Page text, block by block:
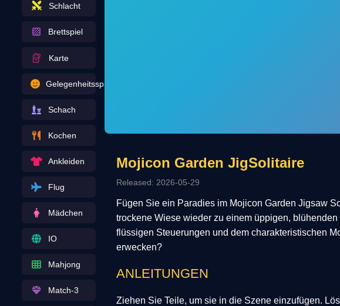
Schlacht
Brettspiel
Karte
Gelegenheitsspiel
Schach
Kochen
Ankleiden
Flug
Mädchen
IO
Mahjong
Match-3
Mojicon Garden JigSolitaire
Released: 2026-05-29
Fügen Sie ein Paradies im Mojicon Garden Jigsaw
trockene Wiese wieder zu einem üppigen,
flüssigen Steuerungen und dem charakteristischen
erwecken?
ANLEITUNGEN
Ziehen Sie Teile, um sie in die Szene einzufügen.